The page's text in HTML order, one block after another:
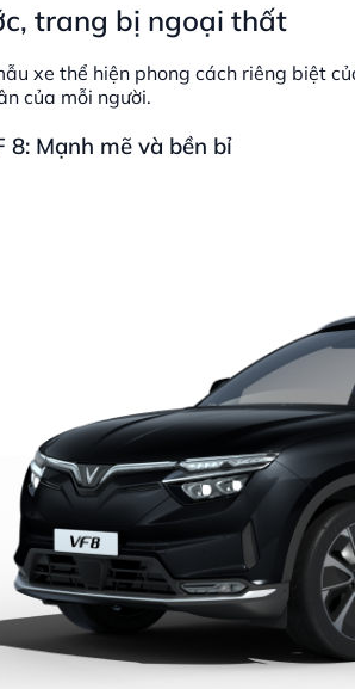
trang bị ngoại thất
xe thể hiện phong cách riêng biệt
của mỗi người.
8: Mạnh mẽ và bền bỉ